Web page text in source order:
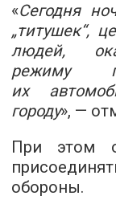
«Сегодня
„титушек“,
людей,
режиму
их
городу», —
При этом
обороны.